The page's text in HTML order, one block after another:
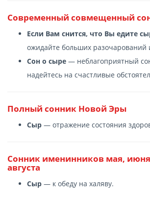
Современный cовмещенный
Если Вам снится, что Вы едите
ожидайте больших разочарований
Сон о сыре — неблагоприятный
надейтесь на счастливые
Полный сонник Новой Эры
Сыр — отражение состояния
Сонник именинников мая,
августа
Сыр — к обеду на халяву.